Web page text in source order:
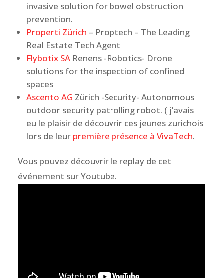
invasive solution for bowel obstruction
prevention.
Properti Zürich – Proptech – The Leading
Real Estate Tech Agent
Flybotix SARenens -Robotics- Drone
solutions for the inspection of confined
spaces
Ascento AG Zürich -Security- Autonomous
outdoor security patrolling robot. ( j’avais
eu le plaisir de découvrir ces jeunes zurichois
lors de leur première présence à VivaTech.
Vous pouvez découvrir le replay de cet
événement sur Youtube.